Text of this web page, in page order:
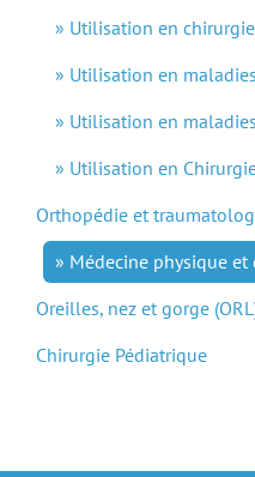
Utilisation en
Utilisation en
Utilisation en
Utilisation en
Orthopédie et
Médecine physique
Oreilles, nez et gorge
Chirurgie Pédiatrique